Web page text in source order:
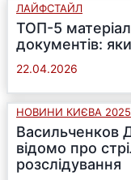
ЛАЙФСТАЙЛ
ТОП-5
документів:
22.04.2026
НОВИНИ КИЄВА 2025
Васильченков
відомо про
розслідування